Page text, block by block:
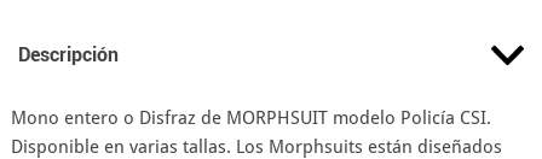
Descripción
Mono entero o Disfraz de MORPHSUIT modelo Policía CSI.
Disponible en varias tallas. Los Morphsuits están diseñados